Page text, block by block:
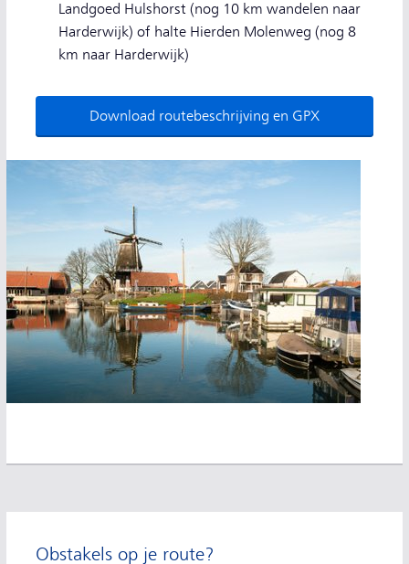
Landgoed Hulshorst (nog 10 km wandelen naar
Harderwijk) of halte Hierden Molenweg (nog 8
km naar Harderwijk)
Download routebeschrijving en GPX
Extra informatie
Obstakels op je route?